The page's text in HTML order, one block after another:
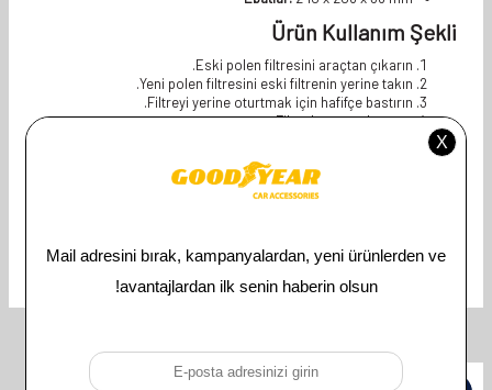
Ürün Kullanım Şekli
Eski polen filtresini araçtan çıkarın.
Yeni polen filtresini eski filtrenin yerine takın.
Filtreyi yerine oturtmak için hafifçe bastırın.
Filtre kapağını kapatın.
Polen filtresini yılda en az bir kez veya araç kullanımına bağlı olarak
daha sık değiştirmeniz önerilir.
Uyumlu Araç Modeli
TOYOTA